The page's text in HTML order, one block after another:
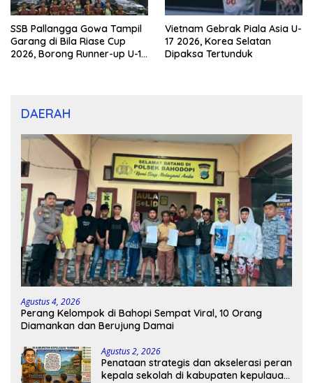
SSB Pallangga Gowa Tampil
Garang di Bila Riase Cup
2026, Borong Runner-up U-10
Vietnam Gebrak Piala Asia U-
17 2026, Korea Selatan
Dipaksa Tertunduk
DAERAH
Agustus 4, 2026
Perang Kelompok di Bahopi Sempat Viral, 10 Orang
Diamankan dan Berujung Damai
Agustus 2, 2026
Penataan strategis dan akselerasi peran
kepala sekolah di kabupaten kepulauan